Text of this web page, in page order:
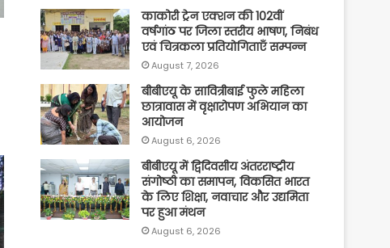
काकोरी ट्रेन एक्शन की 102वीं
वर्षगांठ पर जिला स्तरीय भाषण, निबंध
एवं चित्रकला प्रतियोगिताएँ सम्पन्न
August 7, 2026
बीबीएयू के सावित्रीबाई फुले महिला
छात्रावास में वृक्षारोपण अभियान का
आयोजन
August 6, 2026
बीबीएयू में द्विदिवसीय अंतरराष्ट्रीय
संगोष्ठी का समापन, विकसित भारत
के लिए शिक्षा, नवाचार और उद्यमिता
पर हुआ मंथन
August 6, 2026